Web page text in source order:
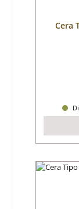
Cera